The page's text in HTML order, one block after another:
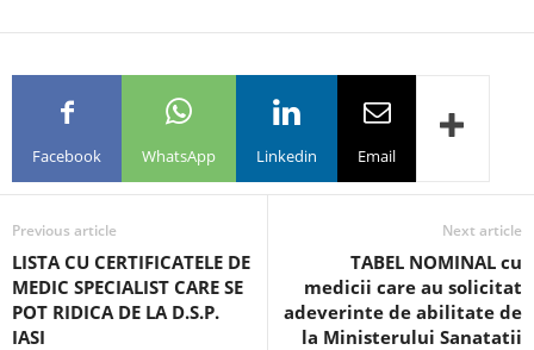
Facebook WhatsApp Linkedin Email
Previous article
LISTA CU CERTIFICATELE DE
MEDIC SPECIALIST CARE SE
POT RIDICA DE LA D.S.P.
IASI
Next article
TABEL NOMINAL cu
medicii care au solicitat
adeverinte de abilitate de
la Ministerului Sanatatii